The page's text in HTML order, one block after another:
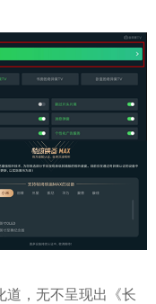
道，无不呈现出《长